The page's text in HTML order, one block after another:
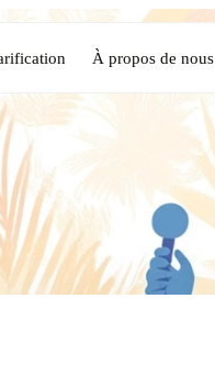
À propos de nous